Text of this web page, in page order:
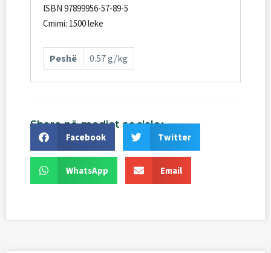
ISBN 97899956-57-89-5
Cmimi: 1500 leke
Peshë 0.57 g/kg
Share në mediat sociale:
Facebook Twitter
WhatsApp Email